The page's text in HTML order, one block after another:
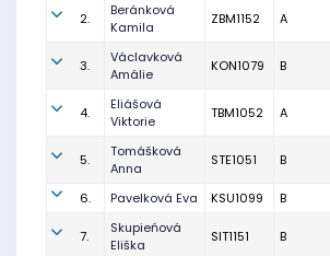
2.
Beránková
Kamila
ZBM1152 A
3.
Václavková
Amálie
KON1079 B
4.
Eliášová
Viktorie
TBM1052 A
5.
Tomášková
Anna
STE1051 B
6. Pavelková Eva KSU1099 B
7.
Skupieńová
Eliška
SIT1151 B